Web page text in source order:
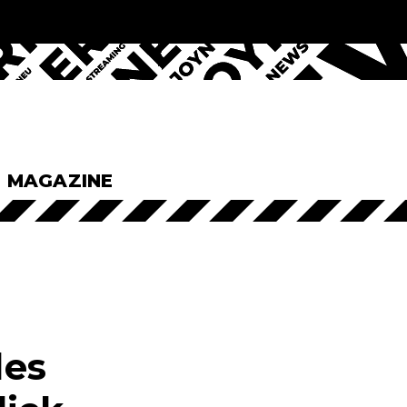
MAGAZINE